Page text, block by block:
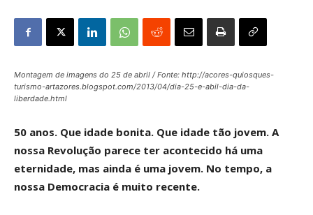
Montagem de imagens do 25 de abril / Fonte: http://acores-quiosques-
turismo-artazores.blogspot.com/2013/04/dia-25-e-abil-dia-da-
liberdade.html
50 anos. Que idade bonita. Que idade tão jovem. A
nossa Revolução parece ter acontecido há uma
eternidade, mas ainda é uma jovem. No tempo, a
nossa Democracia é muito recente.